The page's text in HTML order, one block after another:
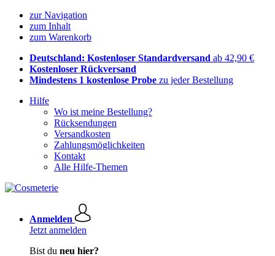
zur Navigation
zum Inhalt
zum Warenkorb
Deutschland: Kostenloser Standardversand ab 42,90 €
Kostenloser Rückversand
Mindestens 1 kostenlose Probe zu jeder Bestellung
Hilfe
Wo ist meine Bestellung?
Rücksendungen
Versandkosten
Zahlungsmöglichkeiten
Kontakt
Alle Hilfe-Themen
Anmelden
Jetzt anmelden
Bist du neu hier?